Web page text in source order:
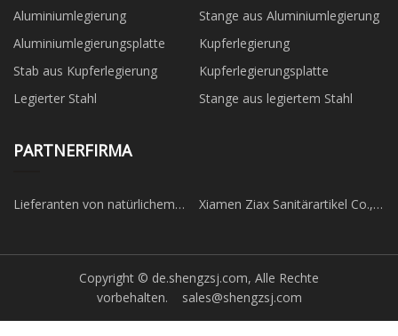
Aluminiumlegierung
Stange aus Aluminiumlegierung
Aluminiumlegierungsplatte
Kupferlegierung
Stab aus Kupferlegierung
Kupferlegierungsplatte
Legierter Stahl
Stange aus legiertem Stahl
PARTNERFIRMA
Lieferanten von natürlichem
Xiamen Ziax Sanitärartikel Co.,
Copyright © de.shengzsj.com, Alle Rechte
vorbehalten. sales@shengzsj.com